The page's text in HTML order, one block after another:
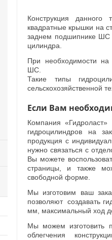
Конструкция данного
квадратные крышки на
заднем подшипнике ШС
цилиндра.
При необходимости на
ШС.
Такие типы
сельскохозяйственной
Если Вам
Компания «Гидроласт»
гидроцилиндров на
продукция с
нужно связаться с
Вы можете
страницы, и также
свободной форме.
Мы изготовим ваш
позволяют создавать
мм, максимальный ход
Мы можем изготовить
облегчения